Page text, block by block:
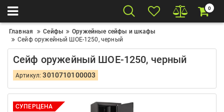
0
Главная Сейфы
Оружейные сейфы и шкафы
Сейф оружейный ШОЕ-1250, черный
Сейф оружейный ШОЕ-1250, черный
Артикул:3010710100003
СУПЕРЦЕНА